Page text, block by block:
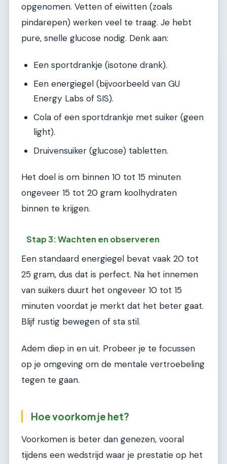
opgenomen. Vetten of eiwitten (zoals
pindarepen) werken veel te traag. Je hebt
pure, snelle glucose nodig. Denk aan:
Een sportdrankje (isotone drank).
Een energiegel (bijvoorbeeld van GU
Energy Labs of SIS).
Cola of een sportdrankje met suiker (geen
light).
Druivensuiker (glucose) tabletten.
Het doel is om binnen 10 tot 15 minuten
ongeveer 15 tot 20 gram koolhydraten
binnen te krijgen.
Stap 3: Wachten en observeren
Een standaard energiegel bevat vaak 20 tot
25 gram, dus dat is perfect. Na het innemen
van suikers duurt het ongeveer 10 tot 15
minuten voordat je merkt dat het beter gaat.
Blijf rustig bewegen of sta stil.
Adem diep in en uit. Probeer je te focussen
op je omgeving om de mentale vertroebeling
tegen te gaan.
Hoe voorkom je het?
Voorkomen is beter dan genezen, vooral
tijdens een wedstrijd waar je prestatie op het